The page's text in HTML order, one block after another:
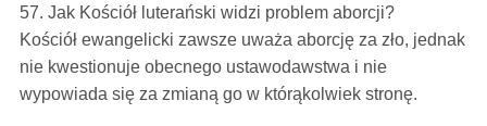
57. Jak Kościół luterański widzi problem aborcji?
Kościół ewangelicki zawsze uważa aborcję za zło, jednak
nie kwestionuje obecnego ustawodawstwa i nie
wypowiada się za zmianą go w którąkolwiek stronę.